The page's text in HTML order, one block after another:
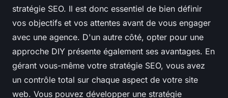
stratégie SEO. Il est donc essentiel de bien définir
vos objectifs et vos attentes avant de vous engager
avec une agence. D'un autre côté, opter pour une
approche DIY présente également ses avantages. En
gérant vous-même votre stratégie SEO, vous avez
un contrôle total sur chaque aspect de votre site
web. Vous pouvez développer une stratégie